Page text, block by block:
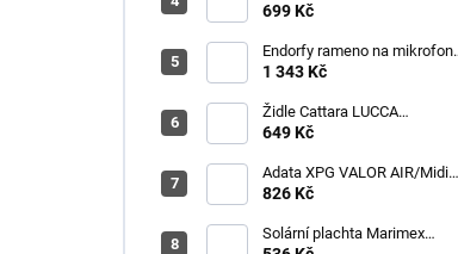
GB
699 Kč
Endorfy rameno na mikrofon
Broadcast Low Profile Boom
hlava / černý
1 343 Kč
Židle Cattara LUCCA
kempingová skládací modrá
649 Kč
Adata XPG VALOR AIR/Midi
Tower/Transpar./Černá
826 Kč
Solární plachta Marimex